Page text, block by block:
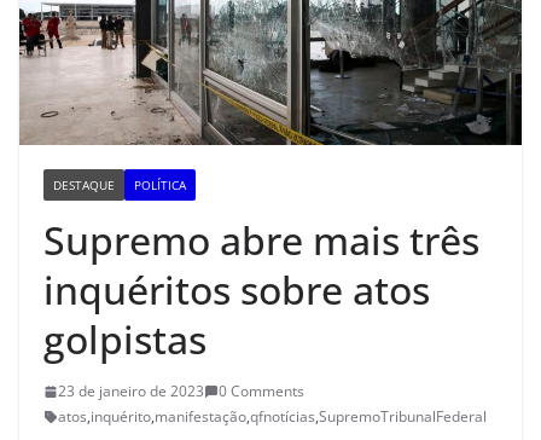
DESTAQUE POLÍTICA
Supremo abre mais três
inquéritos sobre atos
golpistas
23 de janeiro de 2023
0 Comments
atos,inquérito,manifestação,qfnotícias,SupremoTribunalFederal